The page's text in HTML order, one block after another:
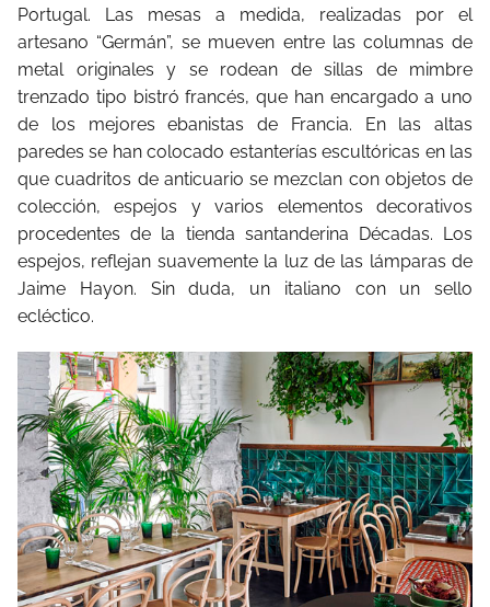
Portugal. Las mesas a medida, realizadas por el
artesano “Germán”, se mueven entre las columnas de
metal originales y se rodean de sillas de mimbre
trenzado tipo bistró francés, que han encargado a uno
de los mejores ebanistas de Francia. En las altas
paredes se han colocado estanterías escultóricas en las
que cuadritos de anticuario se mezclan con objetos de
colección, espejos y varios elementos decorativos
procedentes de la tienda santanderina Décadas. Los
espejos, reflejan suavemente la luz de las lámparas de
Jaime Hayon. Sin duda, un italiano con un sello
ecléctico.